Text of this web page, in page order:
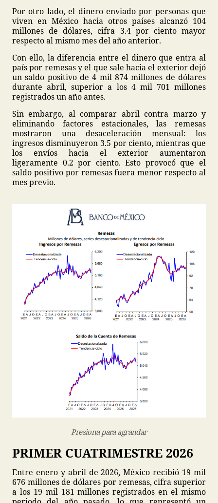
Por otro lado, el dinero enviado por personas que
viven en México hacia otros países alcanzó 104
millones de dólares, cifra 3.4 por ciento mayor
respecto al mismo mes del año anterior.
Con ello, la diferencia entre el dinero que entra al
país por remesas y el que sale hacia el exterior dejó
un saldo positivo de 4 mil 874 millones de dólares
durante abril, superior a los 4 mil 701 millones
registrados un año antes.
Sin embargo, al comparar abril contra marzo y
eliminando factores estacionales, las remesas
mostraron una desaceleración mensual: los
ingresos disminuyeron 3.5 por ciento, mientras que
los envíos hacia el exterior aumentaron
ligeramente 0.2 por ciento. Esto provocó que el
saldo positivo por remesas fuera menor respecto al
mes previo.
Presiona para agrandar
PRIMER CUATRIMESTRE 2026
Entre enero y abril de 2026, México recibió 19 mil
676 millones de dólares por remesas, cifra superior
a los 19 mil 181 millones registrados en el mismo